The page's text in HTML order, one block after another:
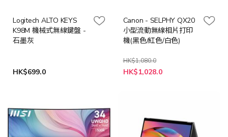
Logitech ALTO KEYS
K98M 機械式無線鍵盤 -
石墨灰
HK$699.0
Canon - SELPHY QX20
小型流動無線相片打印
機(黑色/紅色/白色)
HK$1,080.0
HK$1,028.0